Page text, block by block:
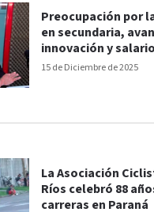
15 de Diciembre de 2025
Preocupación por
en secundaria,
innovación y
de Cuenca en el CGE
La Asociación
Ríos celebró 88
carreras en Paraná